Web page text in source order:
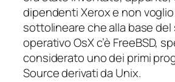
dipendenti Xerox e non
sottolineare che alla base del
operativo OsX c’è FreeBSD,
considerato uno dei primi
Source derivati da Unix.